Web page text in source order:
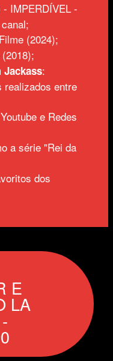
- IMPERDÍVEL -
(2024);
Jackass:
realizados entre
e Redes
a série "Rei da
dos
E
LA